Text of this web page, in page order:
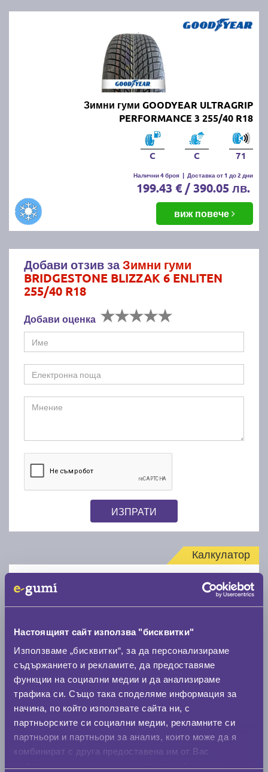
Настоящият сайт използва "бисквитки"
Използваме „бисквитки“, за да персонализираме
съдържанието и рекламите, да предоставяме
функции на социални медии и да анализираме
трафика си. Също така споделяме информация за
начина, по който използвате сайта ни, с
партньорските си социални медии, рекламните си
партньори и партньори за анализ, които може да я
комбинират с друга предоставена им от Вас
Зимни гуми GOODYEAR ULTRAGRIP
PERFORMANCE 3 255/40 R18
C C 71
Налични 4 броя | Доставка от 1 до 2 дни
199.43 € / 390.05 лв.
виж повече
Добави отзив заЗимни гуми
BRIDGESTONE BLIZZAK 6 ENLITEN
255/40 R18
Добави оценка
ИЗПРАТИ
Калкулатор
Нов размер